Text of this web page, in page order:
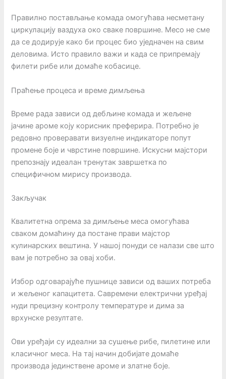
Правилно постављање комада омогућава несметану
циркулацију ваздуха око сваке површине. Месо не сме
да се додирује како би процес био уједначен на свим
деловима. Исто правило важи и када се припремају
филети рибе или домаће кобасице.
Праћење процеса и време димљења
Време рада зависи од дебљине комада и жељене
јачине ароме коју корисник преферира. Потребно је
редовно проверавати визуелне индикаторе попут
промене боје и чврстине површине. Искусни мајстори
препознају идеалан тренутак завршетка по
специфичном мирису производа.
Закључак
Квалитетна опрема за димљење меса омогућава
сваком домаћину да постане прави мајстор
кулинарских вештина. У нашој понуди се налази све што
вам је потребно за овај хоби.
Избор одговарајуће пушнице зависи од ваших потреба
и жељеног капацитета. Савремени електрични уређај
нуди прецизну контролу температуре и дима за
врхунске резултате.
Ови уређаји су идеални за сушење рибе, пилетине или
класичног меса. На тај начин добијате домаће
производа јединствене ароме и златне боје.